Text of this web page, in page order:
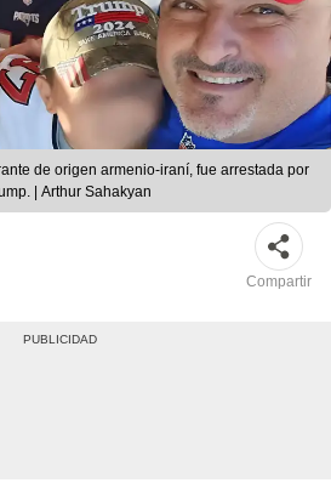
de origen armenio-iraní, fue arrestada por
| Arthur Sahakyan
Compartir